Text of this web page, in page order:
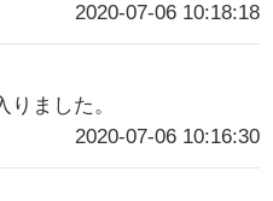
2020-07-06 10:18:18
ました。
2020-07-06 10:16:30